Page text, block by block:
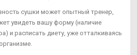
сушки может опытный тренер,
увидеть вашу форму (наличие
и расписать диету, уже отталкиваясь